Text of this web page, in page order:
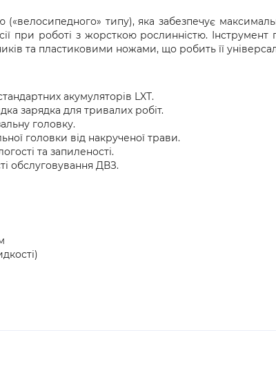
типу), яка забезпечує
при роботі з жорсткою рослинністю.
та пластиковими ножами, що робить її
акумуляторів LXT.
зарядка для тривалих робіт.
головку.
головки від накрученої трави.
та запиленості.
обслуговування ДВЗ.